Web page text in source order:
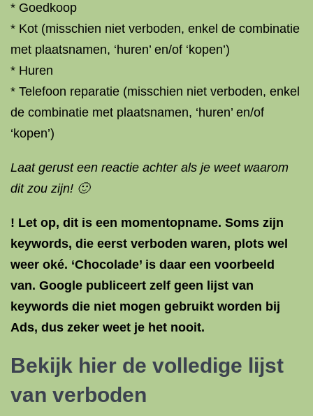
* Goedkoop
* Kot (misschien niet verboden, enkel de combinatie
met plaatsnamen, ‘huren’ en/of ‘kopen’)
* Huren
* Telefoon reparatie (misschien niet verboden, enkel
de combinatie met plaatsnamen, ‘huren’ en/of
‘kopen’)
Laat gerust een reactie achter als je weet waarom
dit zou zijn! 🙂
! Let op, dit is een momentopname. Soms zijn
keywords, die eerst verboden waren, plots wel
weer oké. ‘Chocolade’ is daar een voorbeeld
van. Google publiceert zelf geen lijst van
keywords die niet mogen gebruikt worden bij
Ads, dus zeker weet je het nooit.
Bekijk hier de volledige lijst
van verboden